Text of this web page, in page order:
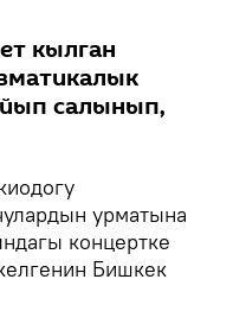
кылган
салынып,
урматына
концертке
Бишкек